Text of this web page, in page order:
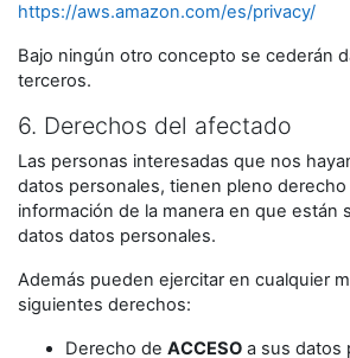
https://aws.amazon.com/es/privacy/
Bajo ningún otro concepto se cederán
terceros.
6. Derechos del afectado
Las personas interesadas que nos
datos personales, tienen pleno
información de la manera en que están
datos datos personales.
Además pueden ejercitar en cualquier
siguientes derechos:
Derecho de ACCESO a sus datos